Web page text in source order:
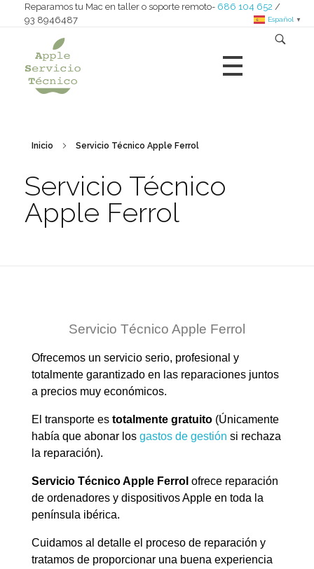
Reparamos tu Mac en taller o soporte remoto- 686 104 652 /
93 8946487
Inicio Servicio Técnico Apple Ferrol
Servicio Técnico
Apple Ferrol
Servicio Técnico Apple Ferrol
Ofrecemos un servicio serio, profesional y
totalmente garantizado en las reparaciones juntos
a precios muy económicos.
El transporte es totalmente gratuito (Únicamente
había que abonar los gastos de gestión si rechaza
la reparación).
Servicio Técnico Apple Ferrol ofrece reparación
de ordenadores y dispositivos Apple en toda la
península ibérica.
Cuidamos al detalle el proceso de reparación y
tratamos de proporcionar una buena experiencia
Español ▼